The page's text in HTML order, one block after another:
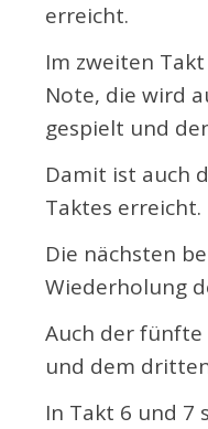
erreicht.
Im zweiten
Note, die wird
gespielt und
Damit ist auch
Taktes erreicht.
Die nächsten
Wiederholung
Auch der
und dem
In Takt 6 und 7